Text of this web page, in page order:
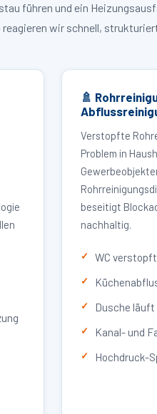
führen und ein
wir schnell,
🚿
Verstopfte
Problem in
beseitigt
nachhaltig.
WC
Dusche
Kanal- und
Hochdruck-